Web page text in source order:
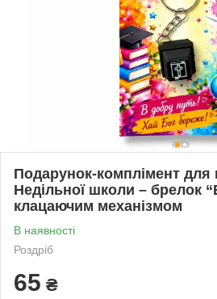
Подарунок-комплімент для
Недільної школи – брелок
клацаючим механізмом
В наявності
Роздріб
65 ₴